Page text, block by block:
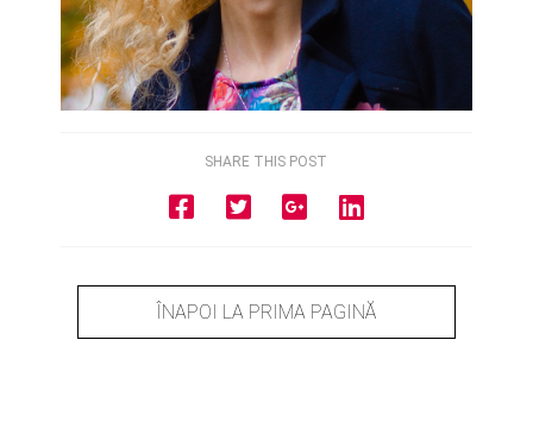
SHARE THIS POST
ÎNAPOI LA PRIMA PAGINĂ